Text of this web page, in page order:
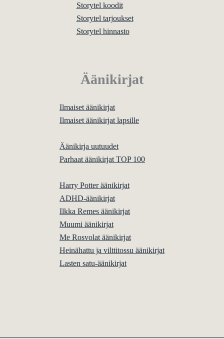
Storytel koodit
Storytel tarjoukset
Storytel hinnasto
Äänikirjat
Ilmaiset äänikirjat
Ilmaiset äänikirjat lapsille
Äänikirja uutuudet
Parhaat äänikirjat TOP 100
Harry Potter äänikirjat
ADHD-äänikirjat
Ilkka Remes äänikirjat
Muumi äänikirjat
Me Rosvolat äänikirjat
Heinähattu ja vilttitossu äänikirjat
Lasten satu-äänikirjat